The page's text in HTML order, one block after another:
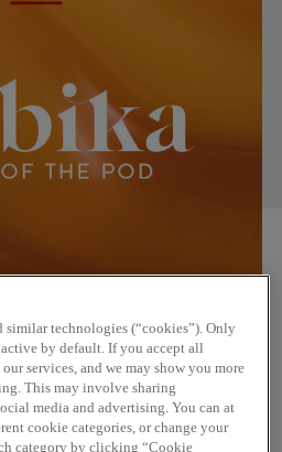
similar technologies (“cookies”). Only
by default. If you accept all
services, and we may show you more
This may involve sharing
media and advertising. You can at
cookie categories, or change your
category by clicking “Cookie